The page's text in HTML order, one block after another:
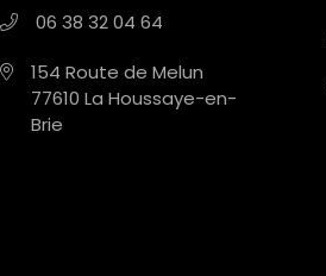
06 38 32 04 64
154 Route de Melun
77610 La Houssaye-en-
Brie